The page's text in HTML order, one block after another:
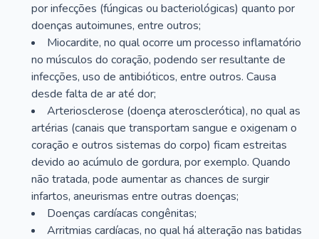
por infecções (fúngicas ou bacteriológicas) quanto por
doenças autoimunes, entre outros;
Miocardite, no qual ocorre um processo inflamatório
no músculos do coração, podendo ser resultante de
infecções, uso de antibióticos, entre outros. Causa
desde falta de ar até dor;
Arteriosclerose (doença aterosclerótica), no qual as
artérias (canais que transportam sangue e oxigenam o
coração e outros sistemas do corpo) ficam estreitas
devido ao acúmulo de gordura, por exemplo. Quando
não tratada, pode aumentar as chances de surgir
infartos, aneurismas entre outras doenças;
Doenças cardíacas congênitas;
Arritmias cardíacas, no qual há alteração nas batidas